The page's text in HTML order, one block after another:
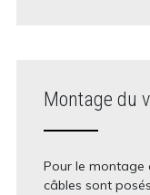
Montage du
Pour le montage
câbles sont